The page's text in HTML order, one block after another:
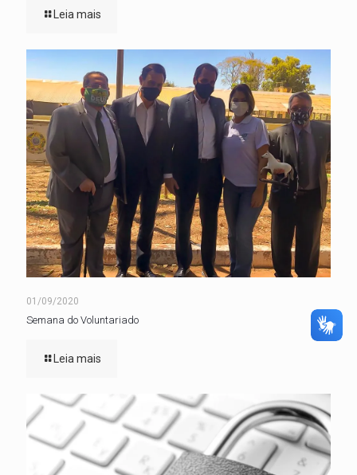
Leia mais
01/09/2020
Semana do Voluntariado
Leia mais